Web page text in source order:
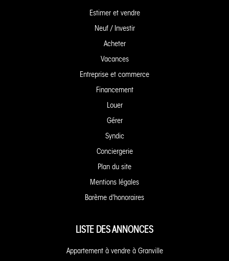
Estimer et vendre
Neuf / Investir
Acheter
Vacances
Entreprise et commerce
Financement
Louer
Gérer
Syndic
Conciergerie
Plan du site
Mentions légales
Barème d'honoraires
LISTE DES ANNONCES
Appartement à vendre à Granville